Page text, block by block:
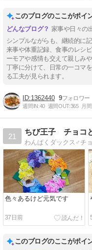
このブログのここがポイ
家事や日々の
シンプルながらも、継続的に
来事や体重記録、食事のレシ
ーモアや感情も交えて親しみ
丁寧に分けて、日常の一コマ
る工夫が見られます。
1362440 9
週間IN:40 週間OUT:365 月
21
ちび王子 チョコ
色々あるけど元気です
37日前
このブログのここがポイ